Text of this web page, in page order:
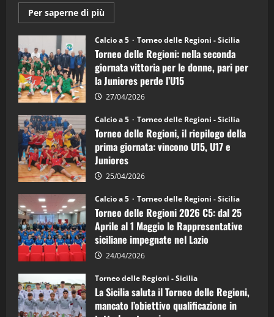
Per saperne di più
informazioni
Torneo
delle
Regioni
di
calcio
a
5:
la
Juniores
è
vicecampione
d’Italia
Calcio a 5 Torneo delle Regioni - Sicilia
Torneo delle Regioni: nella seconda
giornata vittoria per le donne, pari per
la Juniores perde l’U15
27/04/2026
Calcio a 5 Torneo delle Regioni - Sicilia
Torneo delle Regioni, il riepilogo della
prima giornata: vincono U15, U17 e
Juniores
25/04/2026
Calcio a 5 Torneo delle Regioni - Sicilia
Torneo delle Regioni 2026 C5: dal 25
Aprile al 1 Maggio le Rappresentative
siciliane impegnate nel Lazio
24/04/2026
Torneo delle Regioni - Sicilia
La Sicilia saluta il Torneo delle Regioni,
mancato l’obiettivo qualificazione in